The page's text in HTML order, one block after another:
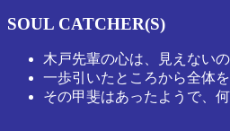
SOUL CATCHER(S)
木戸先輩の心は、見えない
一歩引いたところから全体
その甲斐はあったようで、